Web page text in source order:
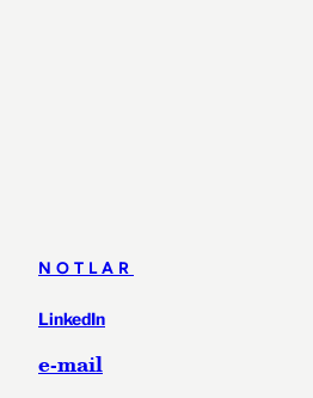
NOTLAR
LinkedIn
e-mail